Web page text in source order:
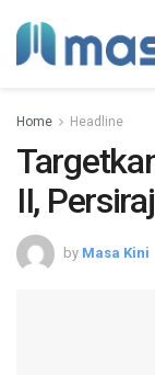
Home Headline
II,
by Masa Kini